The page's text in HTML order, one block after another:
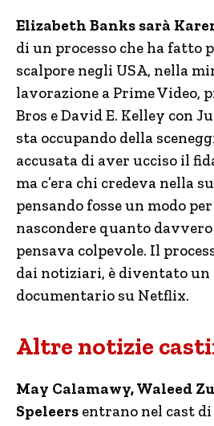
Elizabeth Banks sarà
di un processo che ha fatto
scalpore negli USA, nella
lavorazione a Prime Video,
Bros e David E. Kelley con
sta occupando della
accusata di aver ucciso il
ma c’era chi credeva nella
pensando fosse un modo
nascondere quanto davvero
pensava colpevole. Il
dai notiziari, è diventato un
documentario su Netflix.
Altre notizie
May Calamawy, Waleed
Speleers entrano nel cast di